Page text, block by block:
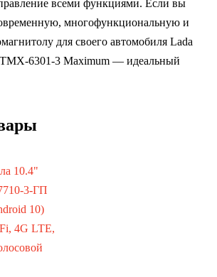
всеми функциями. Если вы
многофункциональную и
для своего автомобиля Lada
TMX-6301-3 Maximum — идеальный